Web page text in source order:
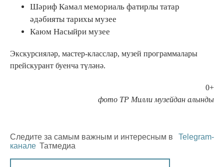
Шәриф Камал мемориаль фатирлы татар
әдәбияты тарихы музее
Каюм Насыйри музее
Экскурсияләр, мастер-класслар, музей программалары
прейскурант буенча түләнә.
0+
фото ТР Милли музейдан алынды
Следите за самым важным и интересным в
Telegram-
канале Татмедиа